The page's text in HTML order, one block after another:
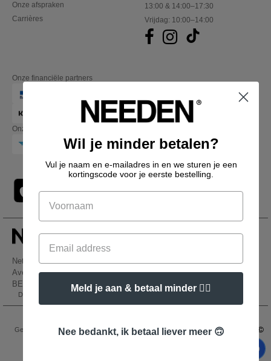
Onze afspraken
Carrières
13:00 & 14:00–17:30
Vrijdag: 10:00–14:00
Onze financiële partners
Onze transporteurs
Netenders Belgium SRL
Avenue Hermann-Debroux 54, 1160, Bruxelles
BE61 3632 1629 8017
Dit is GEEN retouradres. Voor retourzending, zie hier
Gebruiksvoorwaarden-Algemene Contractvoorwaarden- Cookiebeleid
contact met ons opnemen. Onze
Wil je minder betalen?
Vul je naam en e-mailadres in en we sturen je een
kortingscode voor je eerste bestelling.
Meld je aan & betaal minder 👍🏼
Nee bedankt, ik betaal liever meer 🙃